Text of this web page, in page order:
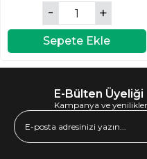
Sepete Ekle
E-Bülten Üyeliği
Kampanya ve